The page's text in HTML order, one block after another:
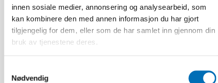
innen sosiale medier, annonsering og analysearbeid, som
kan kombinere den med annen informasjon du har gjort
tilgjengelig for dem, eller som de har samlet inn gjennom din
bruk av tjenestene deres.
Nødvendig